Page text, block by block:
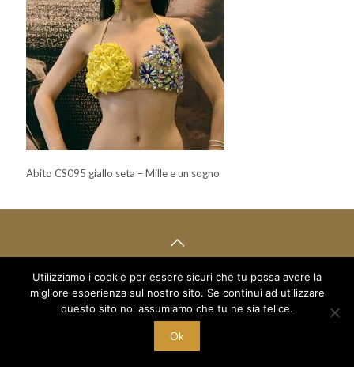
Abito CS095 giallo seta – Mille e un sogno
© 2018 Mille e un Sogno di Boboc Ramona Oana - via Arduino 5
/a - C/O Palestra Alexandria
C.F. BBC RNN 78T68 Z129M - P.I. 10221700015
Utilizziamo i cookie per essere sicuri che tu possa avere la
migliore esperienza sul nostro sito. Se continui ad utilizzare
questo sito noi assumiamo che tu ne sia felice.
Ok